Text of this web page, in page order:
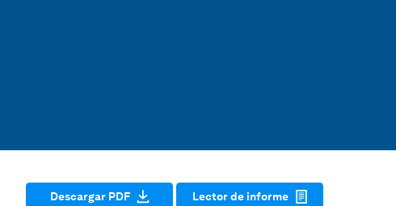
Descargar PDF Lector de informe